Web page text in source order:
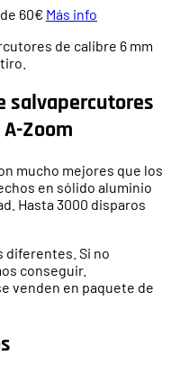
60€ Más info
de calibre 6 mm
salvapercutores
Zoom
mucho mejores que los
en sólido aluminio
Hasta 3000 disparos
diferentes. Si no
conseguir.
venden en paquete de